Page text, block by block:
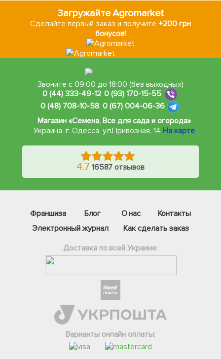
Загружайте Agromarket
Сделайте первый заказ и получите +200 грн
бонусов!
Звоните с 09:00 до 18:00 (без выходных)
0 (44) 333-49-12,0 (93) 170-15-55,
0 (48) 708-10-58, 0 (67) 004-06-36
Магазин «Семена, Все для сада и огорода»
Украина, г. Одесса, ул.Привозная, 14 На карте
4.7 16587 отзывов
Франшиза Блог О нас
Контакты
Электронный журнал
Как сделать заказ
Доставка по всей Украине:
Варианты онлайн оплаты:
Телеграм
Вайбер